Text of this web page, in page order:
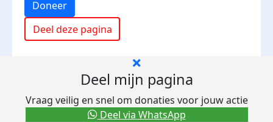
Doneer
Deel deze pagina
Deel mijn pagina
Vraag veilig en snel om donaties voor jouw actie
Deel via WhatsApp